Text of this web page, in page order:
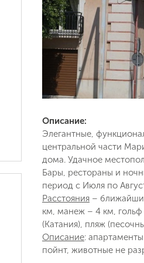
Описание:
Элегантные,
центральной части
дома. Удачное
Бары, рестораны и
период с Июля по
Расстояния –
км, манеж – 4 км, гольф
(Катания), пляж
Описание:
пойнт, животные не